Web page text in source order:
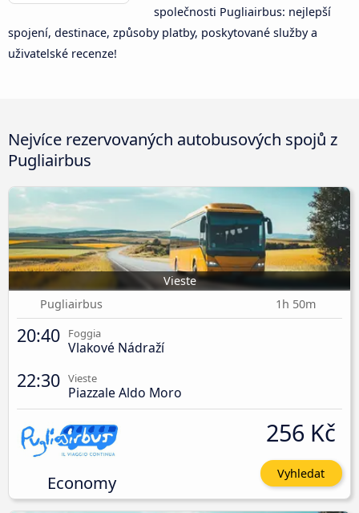
společnosti Pugliairbus: nejlepší
spojení, destinace, způsoby platby, poskytované služby a
uživatelské recenze!
Nejvíce rezervovaných autobusových spojů z
Pugliairbus
Vieste
Pugliairbus
1h 50m
20:40 Foggia
Vlakové Nádraží
22:30 Vieste
Piazzale Aldo Moro
Economy
256 Kč
Vyhledat